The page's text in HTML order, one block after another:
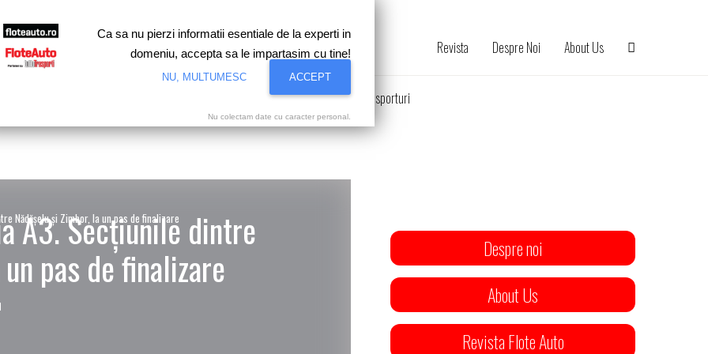
Revista Despre Noi About Us
Interviuri Transporturi
Nădăşelu şi Zimbor, la un pas de finalizare
A3. Secţiunile dintre
pas de finalizare
Despre noi
About Us
Revista Flote Auto
Ca sa nu pierzi informatii esentiale de la experti in
domeniu, accepta sa le impartasim cu tine!
NU, MULTUMESC ACCEPT
Nu colectam date cu caracter personal.